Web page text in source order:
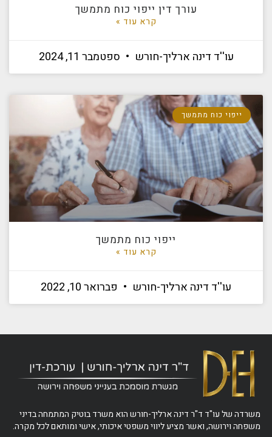
עורך דין ייפוי כוח מתמשך
קרא עוד »
עו''ד דינה ארליך-חורש ספטמבר 11, 2024
ייפוי כוח מתמשך
ייפוי כוח מתמשך
קרא עוד »
עו''ד דינה ארליך-חורש פברואר 10, 2022
משרדה של עו"ד ד"ר דינה ארליך-חורש הוא משרד בוטיק המתמחה בדיני
משפחה וירושה, ואשר מציע ליווי משפטי איכותי, אישי ומותאם לכל מקרה.